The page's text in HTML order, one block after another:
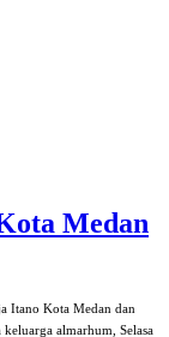
Medan
Itano Kota Medan dan
almarhum, Selasa